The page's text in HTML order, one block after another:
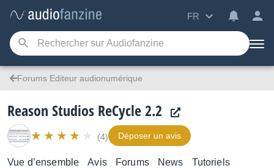
FR
Forums Editeur audionumérique
Reason Studios ReCycle 2.2
(4) Déposer un avis
Vue d’ensemble Avis Forums News Tutoriels